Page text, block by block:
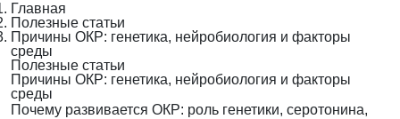
Главная
Полезные статьи
Причины ОКР: генетика, нейробиология и факторы
среды
Полезные статьи
Причины ОКР: генетика, нейробиология и факторы
среды
Почему развивается ОКР: роль генетики, серотонина,